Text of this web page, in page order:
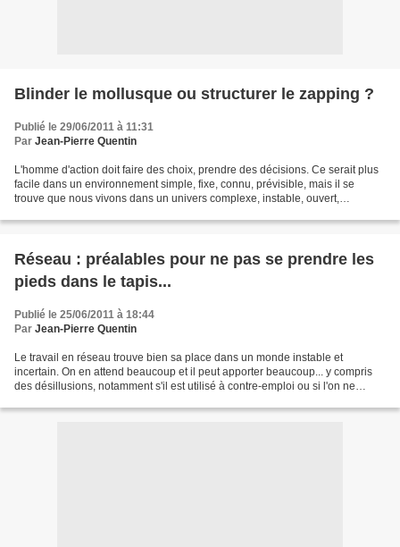
Blinder le mollusque ou structurer le zapping ?
Publié le 29/06/2011 à 11:31
Par Jean-Pierre Quentin
L'homme d'action doit faire des choix, prendre des décisions. Ce serait plus
facile dans un environnement simple, fixe, connu, prévisible, mais il se
trouve que nous vivons dans un univers complexe, instable, ouvert,
Réseau : préalables pour ne pas se prendre les
pieds dans le tapis...
Publié le 25/06/2011 à 18:44
Par Jean-Pierre Quentin
Le travail en réseau trouve bien sa place dans un monde instable et
incertain. On en attend beaucoup et il peut apporter beaucoup... y compris
des désillusions, notamment s'il est utilisé à contre-emploi ou si l'on ne